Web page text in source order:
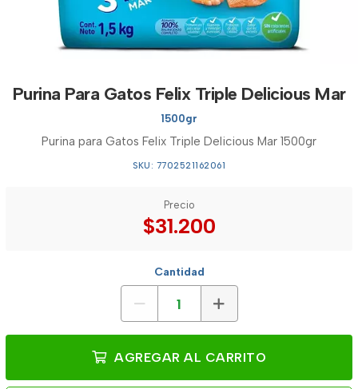
Purina Para Gatos Felix Triple Delicious Mar
1500gr
Purina para Gatos Felix Triple Delicious Mar 1500gr
SKU: 7702521162061
Precio
$31.200
Cantidad
AGREGAR AL CARRITO